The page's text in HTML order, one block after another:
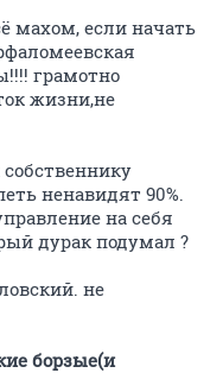
махом, если начать
грамотно
жизни,не
ненавидят 90%.
на себя
дурак подумал ?
не
борзые(и